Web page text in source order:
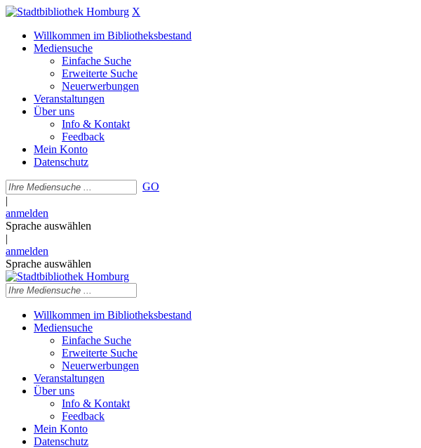
X
Willkommen im Bibliotheksbestand
Mediensuche
Einfache Suche
Erweiterte Suche
Neuerwerbungen
Veranstaltungen
Über uns
Info & Kontakt
Feedback
Mein Konto
Datenschutz
GO
|
anmelden
Sprache auswählen
|
anmelden
Sprache auswählen
Willkommen im Bibliotheksbestand
Mediensuche
Einfache Suche
Erweiterte Suche
Neuerwerbungen
Veranstaltungen
Über uns
Info & Kontakt
Feedback
Mein Konto
Datenschutz